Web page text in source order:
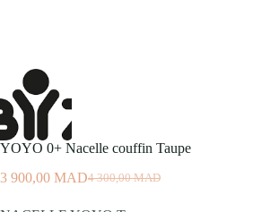
YOYO 0+ Nacelle couffin Taupe
4 300,00MAD
Le
3 900,00 MADLe